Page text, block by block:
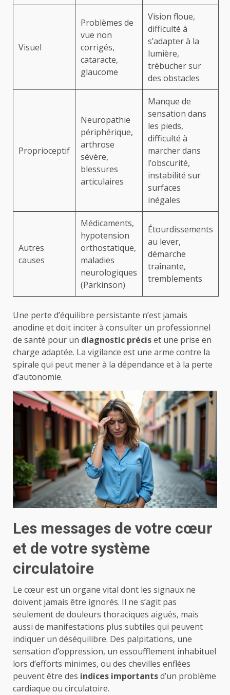
Visuel
Problèmes de
vue non
corrigés,
cataracte,
glaucome
Vision floue,
difficulté à
s’adapter à la
lumière,
trébucher sur
des obstacles
Proprioceptif
Neuropathie
périphérique,
arthrose
sévère,
blessures
articulaires
Manque de
sensation dans
les pieds,
difficulté à
marcher dans
l’obscurité,
instabilité sur
surfaces
inégales
Autres
causes
Médicaments,
hypotension
orthostatique,
maladies
neurologiques
(Parkinson)
Étourdissements
au lever,
démarche
traînante,
tremblements
Une perte d’équilibre persistante n’est jamais
anodine et doit inciter à consulter un professionnel
de santé pour un diagnostic préciset une prise en
charge adaptée. La vigilance est une arme contre la
spirale qui peut mener à la dépendance et à la perte
d’autonomie.
Les messages de votre cœur
et de votre système
circulatoire
Le cœur est un organe vital dont les signaux ne
doivent jamais être ignorés. Il ne s’agit pas
seulement de douleurs thoraciques aiguës, mais
aussi de manifestations plus subtiles qui peuvent
indiquer un déséquilibre. Des palpitations, une
sensation d’oppression, un essoufflement inhabituel
lors d’efforts minimes, ou des chevilles enflées
peuvent être des indices importantsd’un problème
cardiaque ou circulatoire.